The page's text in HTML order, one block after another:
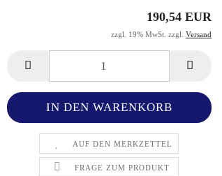
190,54 EUR
zzgl. 19% MwSt. zzgl. Versand
AUF DEN MERKZETTEL
FRAGE ZUM PRODUKT